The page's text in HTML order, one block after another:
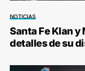
NOTICIAS
Santa Fe Klan y
detalles de su